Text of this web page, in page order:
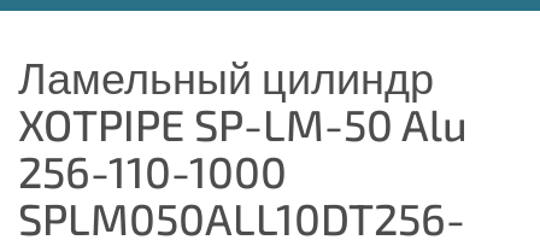
Ламельный цилиндр
XOTPIPE SP-LM-50 Alu
256-110-1000
SPLM050ALL10DT256-